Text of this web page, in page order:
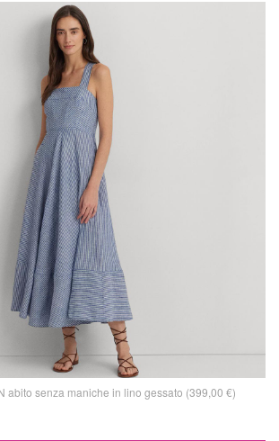
abito senza maniche in lino gessato (399,00 €)